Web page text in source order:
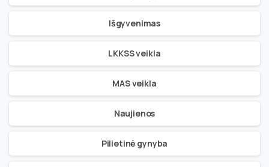
Išgyvenimas
LKKSS veikla
MAS veikla
Naujienos
Pilietinė gynyba